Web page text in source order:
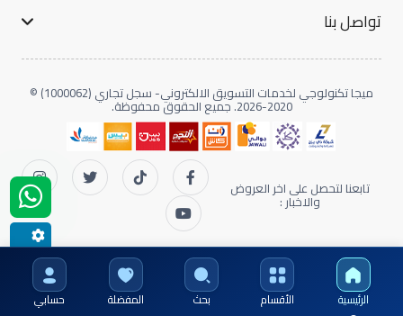
الرئيسية الأقسام بحث المفضلة حسابي
تواصل بنا
ميجا تكنولوجي لخدمات التسويق الالكتروني- سجل تجاري (1000062) ©
2020-2026. جميع الحقوق محفوظة.
تابعنا لتحصل على اخر العروض
والاخبار :